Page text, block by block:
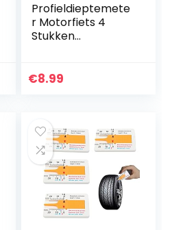
Profieldieptemete
r Motorfiets 4
Stukken
Profieldieptemete
€8.99